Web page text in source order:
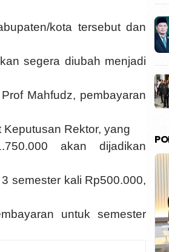
kota tersebut dan
segera diubah menjadi
Mahfudz, pembayaran
Rektor, yang
akan dijadikan
semester kali Rp500.000,
untuk semester